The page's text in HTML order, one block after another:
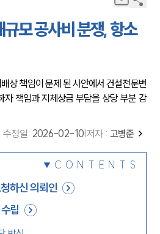
모 공사비 분쟁, 항소
상 책임이 문제 된 사안에서 건설전문변
자 책임과 지체상금 부담을 상당 부분 감
수정일: 2026-02-10 저자 : 고병준
CONTENTS
하신 의뢰인
립